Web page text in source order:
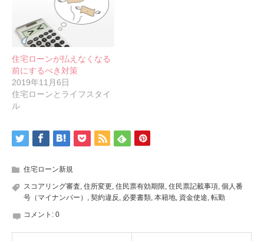
住宅ローンが払えなくなる
前にするべき対策
2019年11月6日
住宅ローンとライフスタイ
ル
住宅ローン新規
スコアリング審査 住所変更 住民票有効期限 住民票記載事項 個人番
号（マイナンバー）
契約違反 必要書類 本籍地 資金使途 転勤
コメント: 0